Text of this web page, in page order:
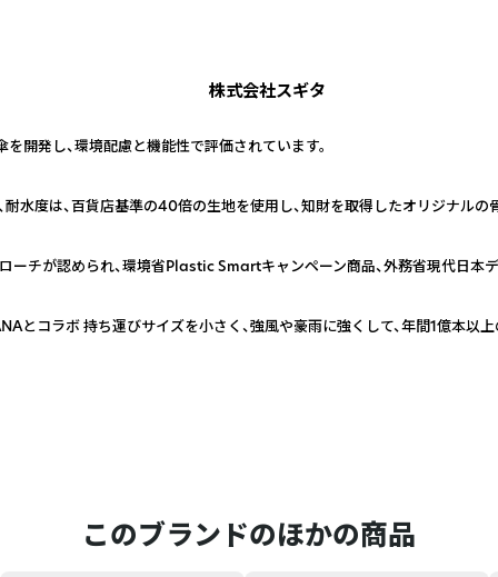
株式会社スギタ
開発し、環境配慮と機能性で評価されています。
耐水度は、百貨店基準の40倍の生地を使用し、知財を取得したオリジナル
ーチが認められ、環境省Plastic Smartキャンペーン商品、外務省現代日本
とコラボ 持ち運びサイズを小さく、強風や豪雨に強くして、年間1億本以
このブランドのほかの商品